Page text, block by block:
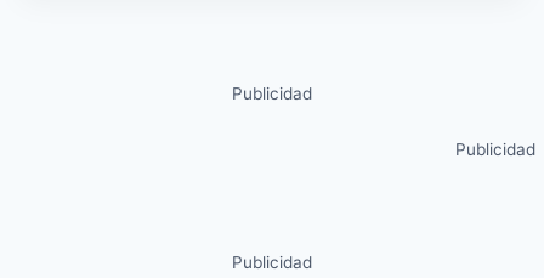
Publicidad
Publicidad
Publicidad